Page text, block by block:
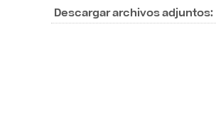
Descargar archivos adjuntos: